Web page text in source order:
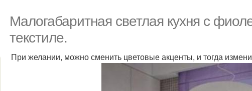
Малогабаритная светлая кухня с
текстиле.
При желании, можно сменить цветовые акценты, и тогда